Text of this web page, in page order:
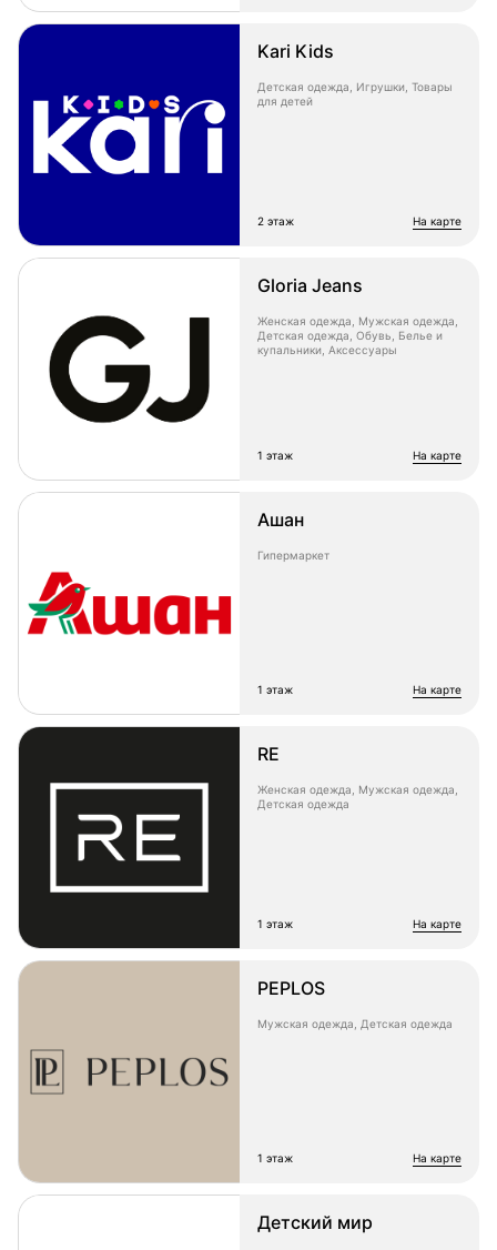
Kari Kids
Детская одежда, Игрушки, Товары
для детей
2 этаж на карте
Gloria Jeans
Женская одежда, Мужская одежда,
Детская одежда, Обувь, Белье и
купальники, Аксессуары
1 этаж на карте
Ашан
Гипермаркет
1 этаж на карте
RE
Женская одежда, Мужская одежда,
Детская одежда
1 этаж на карте
PEPLOS
Мужская одежда, Детская одежда
1 этаж на карте
Детский мир